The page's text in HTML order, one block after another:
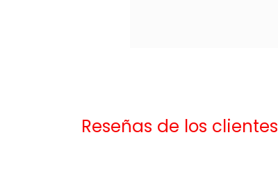
Reseñas de los clientes